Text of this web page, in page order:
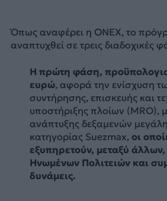
Όπως αναφέρει η ONEX, το
αναπτυχθεί σε τρεις διαδοχικές
Η πρώτη φάση,
ευρώ, αφορά την ενίσχυση
συντήρησης, επισκευής και
υποστήριξης πλοίων (MRO),
ανάπτυξης δεξαμενών
κατηγορίας Suezmax, οι
εξυπηρετούν, μεταξύ
Ηνωμένων Πολιτειών και
δυνάμεις.